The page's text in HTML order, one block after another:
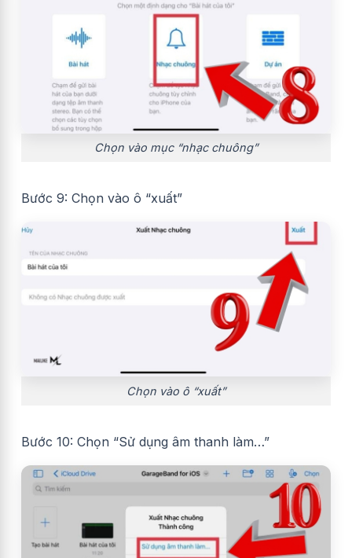
Chọn vào mục “nhạc chuông”
Bước 9: Chọn vào ô “xuất”
Chọn vào ô “xuất”
Bước 10: Chọn “Sử dụng âm thanh làm…”